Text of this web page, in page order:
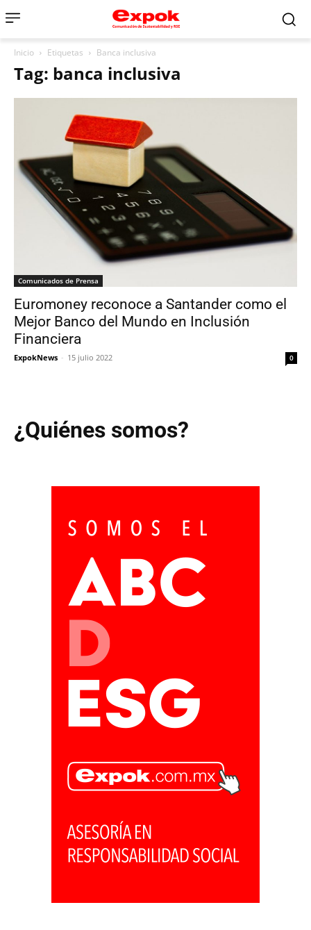
Inicio Etiquetas Banca inclusiva
Tag: banca inclusiva
Comunicados de Prensa
Euromoney reconoce a Santander como el
Mejor Banco del Mundo en Inclusión
Financiera
ExpokNews - 15 julio 2022 0
¿Quiénes somos?